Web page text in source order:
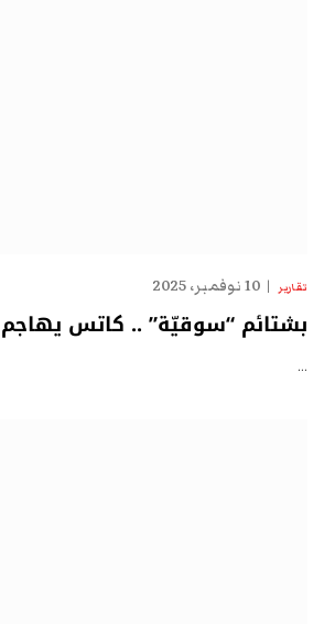
تقارير 10 نوفمبر، 2025
بشتائم “سوقيّة” .. كاتس يهاجم
…